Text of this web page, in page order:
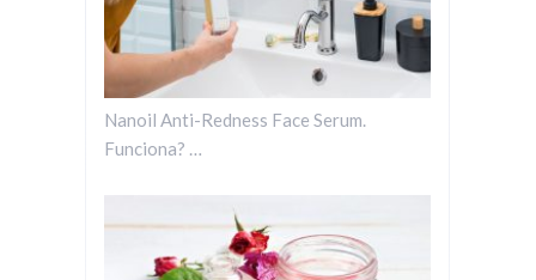
Nanoil Anti-Redness Face Serum.
Funciona? …